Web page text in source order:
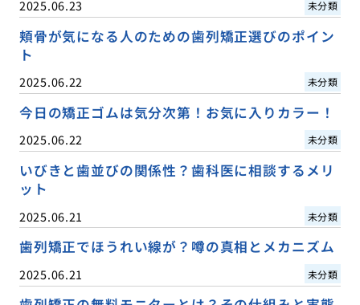
2025.06.23 未分類
頬骨が気になる人のための歯列矯正選びのポイン
ト
2025.06.22 未分類
今日の矯正ゴムは気分次第！お気に入りカラー！
2025.06.22 未分類
いびきと歯並びの関係性？歯科医に相談するメリ
ット
2025.06.21 未分類
歯列矯正でほうれい線が？噂の真相とメカニズム
2025.06.21 未分類